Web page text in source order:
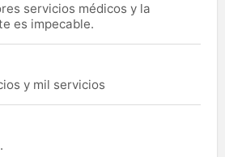
servicios médicos y la
es impecable.
y mil servicios